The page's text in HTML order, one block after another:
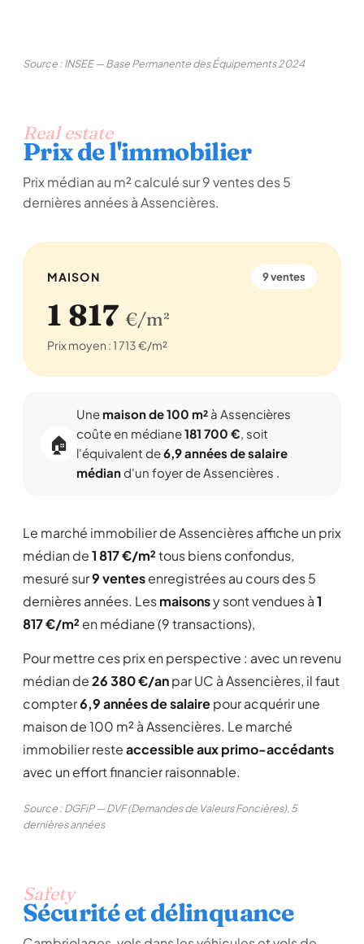
Source : INSEE — Base Permanente des Équipements 2024
Real estate
Prix de l'immobilier
Prix médian au m² calculé sur 9 ventes des 5
dernières années à Assencières.
MAISON 9 ventes
1 817 €/m²
Prix moyen : 1 713 €/m²
🏠
Une maison de 100 m² à Assencières
coûte en médiane181 700 €, soit
l'équivalent de6,9 années de salaire
médiand'un foyer de Assencières .
Le marché immobilier de Assencières affiche un prix
médian de1 817 €/m²tous biens confondus,
mesuré sur9 ventesenregistrées au cours des 5
dernières années. Lesmaisonsy sont vendues à1
817 €/m² en médiane (9 transactions),
Pour mettre ces prix en perspective : avec un revenu
médian de26 380 €/anpar UC à Assencières, il faut
compter6,9 années de salairepour acquérir une
maison de 100 m² à Assencières. Le marché
immobilier resteaccessible aux primo-accédants
avec un effort financier raisonnable.
Source : DGFiP — DVF (Demandes de Valeurs Foncières), 5
dernières années
Safety
Sécurité et délinquance